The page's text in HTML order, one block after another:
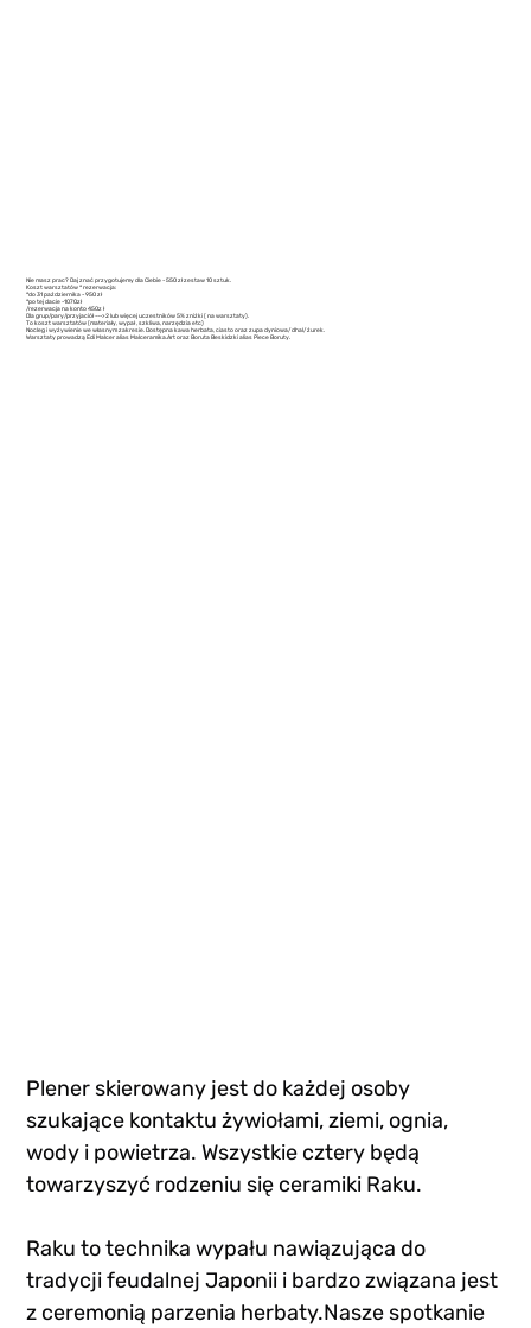
Nie masz prac? Daj znać przygotujemy dla Ciebie - 550 zł zestaw 10 sztuk.
Koszt warsztatów * rezerwacja:
*do 31 października - 950 zł
*po tej dacie -1070zł
/rezerwacja na konto 450z ł
Dla grup/pary/przyjaciół ---> 2 lub więcej uczestników 5% zniżki ( na warsztaty).
To koszt warsztatów (materiały, wypał , szkliwa, narzędzia etc)
Nocleg i wyżywienie we własnym zakresie. Dostępna kawa herbata, ciasto oraz zupa dyniowa/ dhal/ żurek.
Warsztaty prowadzą Edi Malcer alias Malceramika.Art oraz Boruta Beskidzki alias Piece Boruty.
Plener skierowany jest do każdej osoby
szukające kontaktu żywiołami, ziemi, ognia,
wody i powietrza. Wszystkie cztery będą
towarzyszyć rodzeniu się ceramiki Raku.
Raku to technika wypału nawiązująca do
tradycji feudalnej Japonii i bardzo związana jest
z ceremonią parzenia herbaty.Nasze spotkanie